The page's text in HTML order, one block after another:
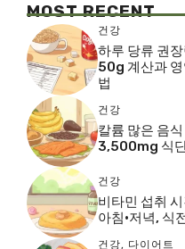
MOST RECENT
건강
하루 당류 권
50g 계산과
법
건강
칼륨 많은 음
3,500mg 식
건강
비타민 섭취
아침·저녁, 식
건강, 다이어트